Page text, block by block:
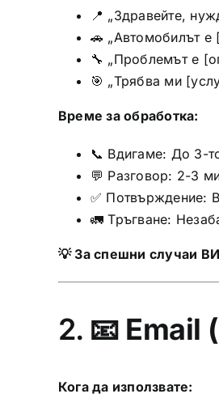
📍 „Здравейте,
🚗 „Автомобилът
🔧 „Проблемът е
🎯 „Трябва ми
Време за обработка:
📞 Вдигаме: До 3-
💬 Разговор: 2-3
✅ Потвърждение:
🚛 Тръгване:
💡 За спешни случаи
2. 📧 Email
Кога да използвате: